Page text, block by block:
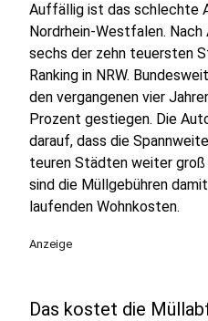
Auffällig ist das schlechte
Nordrhein-Westfalen.
sechs der zehn teuersten
Ranking in NRW.
den vergangenen vier
Prozent gestiegen. Die
darauf, dass die
teuren Städten weiter
sind die Müllgebühren
laufenden Wohnkosten.
Anzeige
Das kostet die